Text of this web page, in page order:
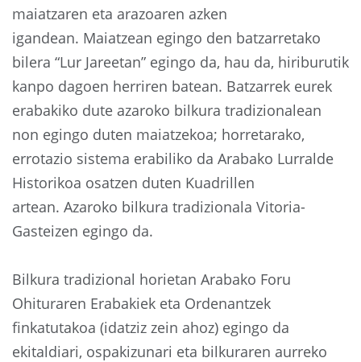
maiatzaren eta arazoaren azken
igandean. Maiatzean egingo den batzarretako
bilera “Lur Jareetan” egingo da, hau da, hiriburutik
kanpo dagoen herriren batean. Batzarrek eurek
erabakiko dute azaroko bilkura tradizionalean
non egingo duten maiatzekoa; horretarako,
errotazio sistema erabiliko da Arabako Lurralde
Historikoa osatzen duten Kuadrillen
artean. Azaroko bilkura tradizionala Vitoria-
Gasteizen egingo da.
Bilkura tradizional horietan Arabako Foru
Ohituraren Erabakiek eta Ordenantzek
finkatutakoa (idatziz zein ahoz) egingo da
ekitaldiari, ospakizunari eta bilkuraren aurreko